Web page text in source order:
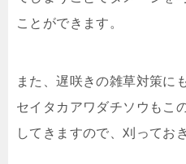
ことができます。
また、遅咲きの雑草対策に
セイタカアワダチソウもこ
してきますので、刈ってお